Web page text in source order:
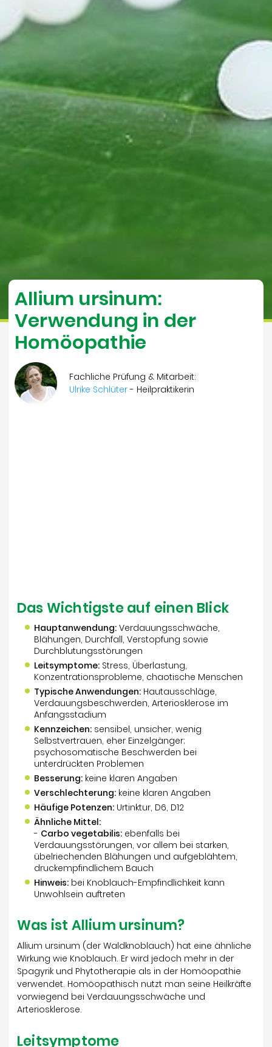
Allium ursinum:
Verwendung in der
Homöopathie
Fachliche Prüfung & Mitarbeit:
Ulrike Schlüter- Heilpraktikerin
Das Wichtigste auf einen Blick
Hauptanwendung: Verdauungsschwäche,
Blähungen, Durchfall, Verstopfung sowie
Durchblutungsstörungen
Leitsymptome: Stress, Überlastung,
Konzentrationsprobleme, chaotische Menschen
Typische Anwendungen: Hautausschläge,
Verdauungsbeschwerden, Arteriosklerose im
Anfangsstadium
Kennzeichen: sensibel, unsicher, wenig
Selbstvertrauen, eher Einzelgänger;
psychosomatische Beschwerden bei
unterdrückten Problemen
Besserung: keine klaren Angaben
Verschlechterung: keine klaren Angaben
Häufige Potenzen: Urtinktur, D6, D12
Ähnliche Mittel:
- Carbo vegetabilis: ebenfalls bei
Verdauungsstörungen, vor allem bei starken,
übelriechenden Blähungen und aufgeblähtem,
druckempfindlichem Bauch
Hinweis: bei Knoblauch-Empfindlichkeit kann
Unwohlsein auftreten
Was ist Allium ursinum?
Allium ursinum (der Waldknoblauch) hat eine ähnliche
Wirkung wie Knoblauch. Er wird jedoch mehr in der
Spagyrik und Phytotherapie als in der Homöopathie
verwendet. Homöopathisch nutzt man seine Heilkräfte
vorwiegend bei Verdauungsschwäche und
Arteriosklerose.
Leitsymptome